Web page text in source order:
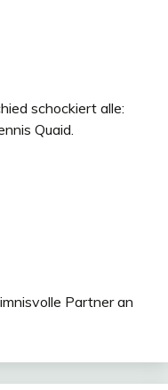
schockiert alle:
Quaid.
Partner an